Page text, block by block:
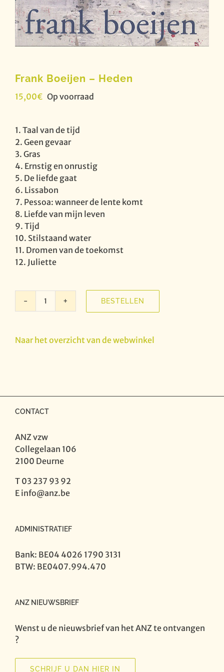
Frank Boeijen – Heden
15,00€ Op voorraad
1. Taal van de tijd
2. Geen gevaar
3. Gras
4. Ernstig en onrustig
5. De liefde gaat
6. Lissabon
7. Pessoa: wanneer de lente komt
8. Liefde van mijn leven
9. Tijd
10. Stilstaand water
11. Dromen van de toekomst
12. Juliette
Frank
Heden
BESTELLEN
Naar het overzicht van de webwinkel
CONTACT
ANZ vzw
Collegelaan 106
2100 Deurne
T 03 237 93 92
E info@anz.be
ADMINISTRATIEF
Bank: BE04 4026 1790 3131
BTW: BE0407.994.470
ANZ NIEUWSBRIEF
Wenst u de nieuwsbrief van het ANZ te ontvangen
?
SCHRIJF U DAN HIER IN